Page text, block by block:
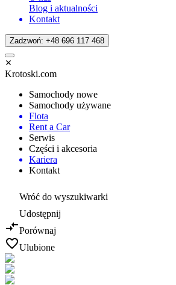
Blog i aktualności
Kontakt
Zadzwoń: +48 696 117 468
Krotoski.com
Samochody nowe
Samochody używane
Flota
Rent a Car
Serwis
Części i akcesoria
Kariera
Kontakt
Wróć do wyszukiwarki
Udostępnij
Porównaj
Ulubione